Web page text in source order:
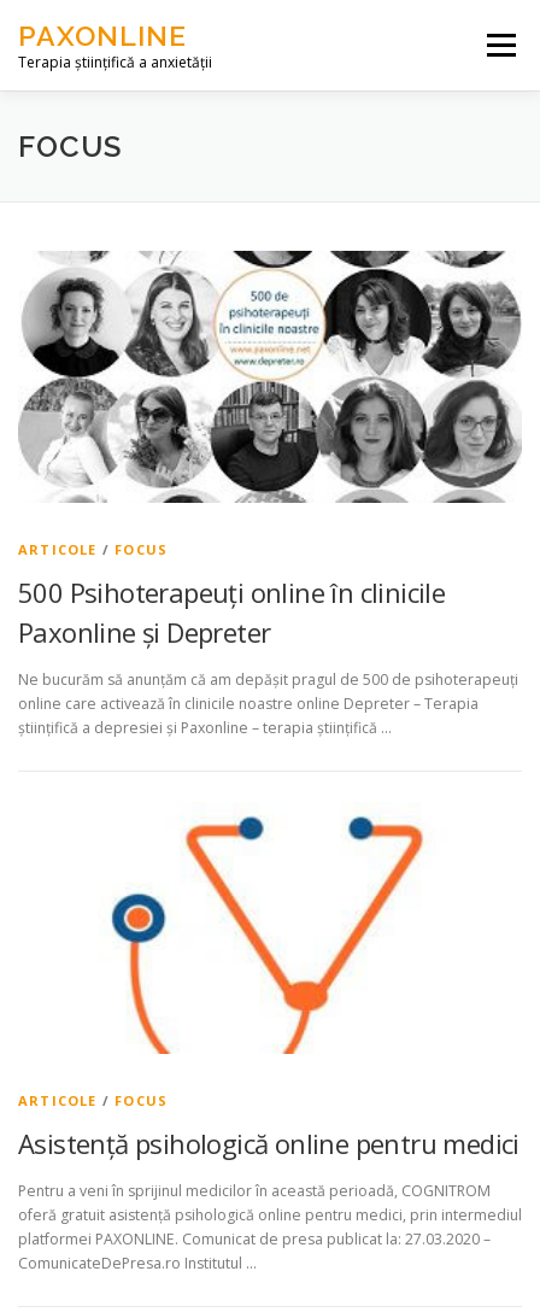
PAXONLINE
Terapia științifică a anxietății
Menu
DESPRE NOI
FOCUS
ARTICOLE / FOCUS
500 Psihoterapeuți online în clinicile
Paxonline și Depreter
Ne bucurăm să anunțăm că am depășit pragul de 500 de psihoterapeuți
online care activează în clinicile noastre online Depreter – Terapia
științifică a depresiei și Paxonline – terapia științifică …
ARTICOLE / FOCUS
Asistență psihologică online pentru medici
Pentru a veni în sprijinul medicilor în această perioadă, COGNITROM
oferă gratuit asistență psihologică online pentru medici, prin intermediul
platformei PAXONLINE. Comunicat de presa publicat la: 27.03.2020 –
ComunicateDePresa.ro Institutul …